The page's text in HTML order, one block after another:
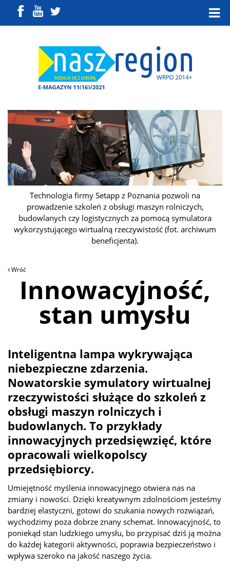
Technologia firmy Setapp z Poznania pozwoli na
prowadzenie szkoleń z obsługi maszyn rolniczych,
budowlanych czy logistycznych za pomocą symulatora
wykorzystującego wirtualną rzeczywistość (fot. archiwum
beneficjenta).
Wróć
Innowacyjność,
stan umysłu
Inteligentna lampa wykrywająca
niebezpieczne zdarzenia.
Nowatorskie symulatory wirtualnej
rzeczywistości służące do szkoleń z
obsługi maszyn rolniczych i
budowlanych. To przykłady
innowacyjnych przedsięwzięć, które
opracowali wielkopolscy
przedsiębiorcy.
Umiejętność myślenia innowacyjnego otwiera nas na
zmiany i nowości. Dzięki kreatywnym zdolnościom jesteśmy
bardziej elastyczni, gotowi do szukania nowych rozwiązań,
wychodzimy poza dobrze znany schemat. Innowacyjność, to
poniekąd stan ludzkiego umysłu, bo przypisać dziś ją można
do każdej kategorii aktywności, poprawia bezpieczeństwo i
wpływa szeroko na jakość naszego życia.